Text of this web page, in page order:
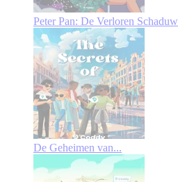
Peter Pan: De Verloren Schaduw
De Geheimen van...